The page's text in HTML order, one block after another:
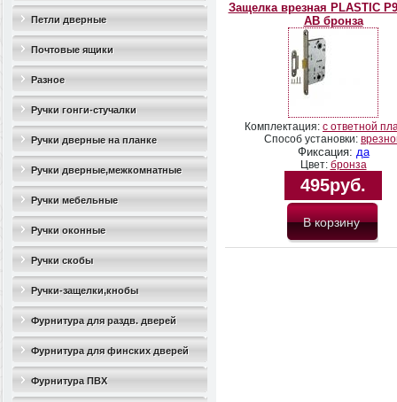
дверные(стопоры)
Петли дверные
Почтовые ящики
Разное
Ручки гонги-стучалки
Ручки дверные на планке
Ручки дверные,межкомнатные
Ручки мебельные
Ручки оконные
Ручки скобы
Ручки-защелки,кнобы
Фурнитура для раздв. дверей
Фурнитура для финских дверей
Фурнитура ПВХ
Защелка врезная PLASTIC
AB бронза
Комплектация: с ответной
Способ установки:
Фиксация: да
Цвет: бронза
495руб.